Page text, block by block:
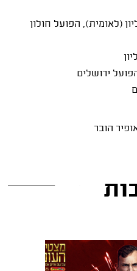
(לאומית), הפועל חולון
ירושלים
הובר